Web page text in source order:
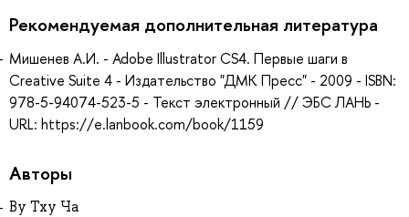
Рекомендуемая дополнительная литература
Мишенев А.И. - Adobe Illustrator СS4. Первые шаги в
Creative Suite 4 - Издательство "ДМК Пресс" - 2009 - ISBN:
978-5-94074-523-5 - Текст электронный // ЭБС ЛАНЬ -
URL: https://e.lanbook.com/book/1159
Авторы
Ву Тху Ча